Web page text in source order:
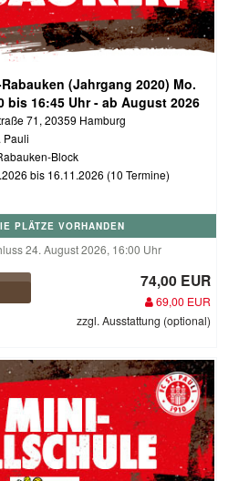
(Jahrgang 2020) Mo.
bis 16:45 Uhr - ab August 2026
71, 20359 Hamburg
Pauli
Block
bis 16.11.2026 (10 Termine)
PLÄTZE VORHANDEN
24. August 2026, 16:00 Uhr
74,00 EUR
69,00 EUR
zzgl. Ausstattung (optional)